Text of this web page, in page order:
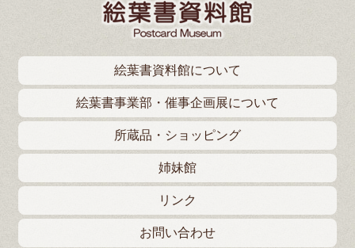
絵葉書資料館について
絵葉書事業部・催事企画展について
所蔵品・ショッピング
姉妹館
リンク
お問い合わせ